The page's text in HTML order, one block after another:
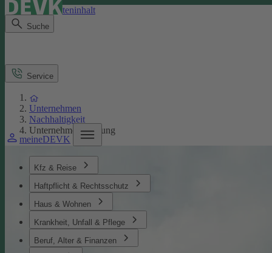
Direkt zum Seiteninhalt
Suche
meineDEVK
Kfz & Reise
Haftpflicht & Rechtsschutz
Haus & Wohnen
Krankheit, Unfall & Pflege
Beruf, Alter & Finanzen
Service
Unternehmen
Nachhaltigkeit
Unternehmensführung